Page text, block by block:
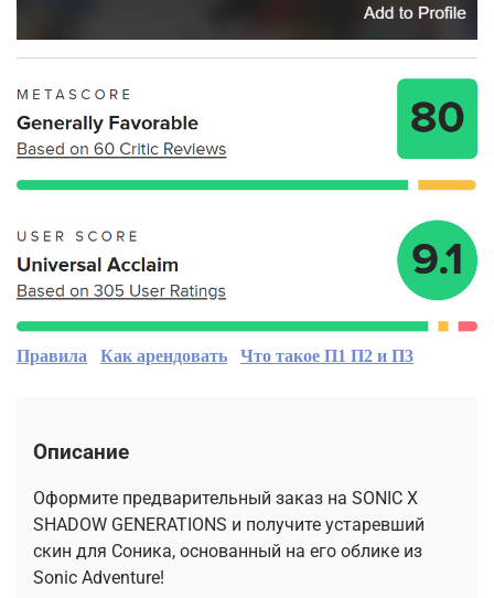
Правила Как арендовать Что такое П1 П2 и П3
Описание
Оформите предварительный заказ на SONIC X
SHADOW GENERATIONS и получите устаревший
скин для Соника, основанный на его облике из
Sonic Adventure!